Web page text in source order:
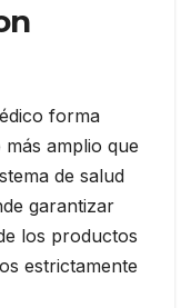
forma
amplio que
de salud
garantizar
los productos
estrictamente